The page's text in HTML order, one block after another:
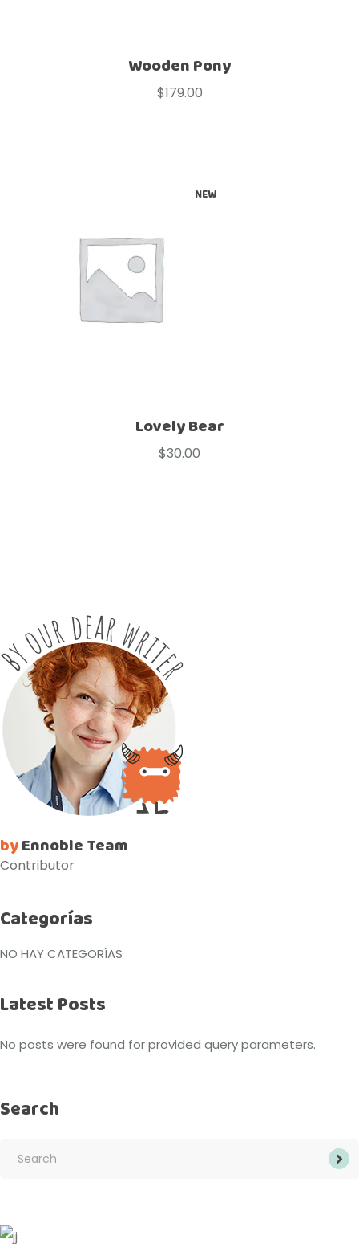
Wooden Pony
$179.00
NEW
Lovely Bear
$30.00
byEnnoble Team
Contributor
Categorías
NO HAY CATEGORÍAS
Latest Posts
No posts were found for provided query parameters.
Search